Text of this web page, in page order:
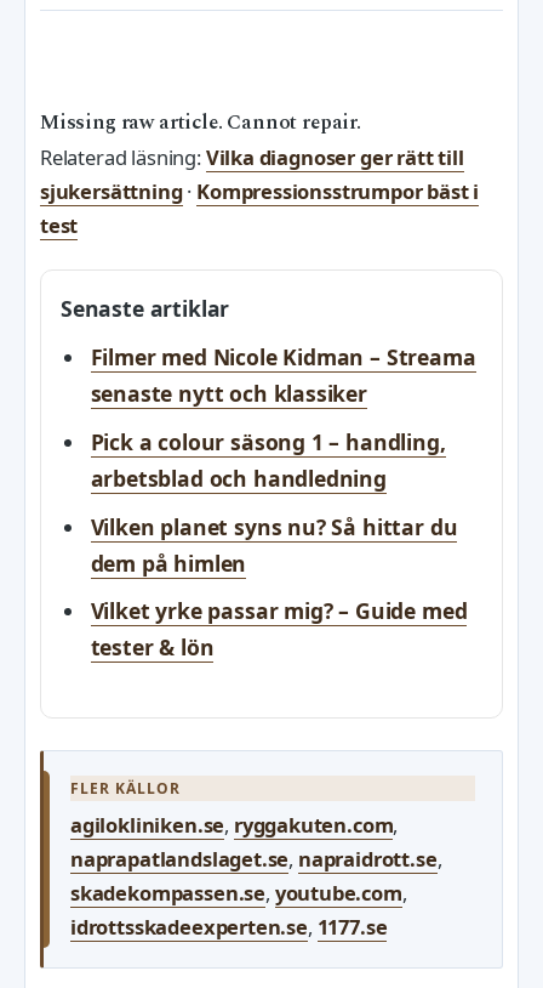
Missing raw article. Cannot repair.
Relaterad läsning:Vilka diagnoser ger rätt till
sjukersättning· Kompressionsstrumpor bäst i
test
Senaste artiklar
Filmer med Nicole Kidman – Streama
senaste nytt och klassiker
Pick a colour säsong 1 – handling,
arbetsblad och handledning
Vilken planet syns nu? Så hittar du
dem på himlen
Vilket yrke passar mig? – Guide med
tester & lön
FLER KÄLLOR
agilokliniken.se, ryggakuten.com,
naprapatlandslaget.se, napraidrott.se,
skadekompassen.se, youtube.com,
idrottsskadeexperten.se, 1177.se